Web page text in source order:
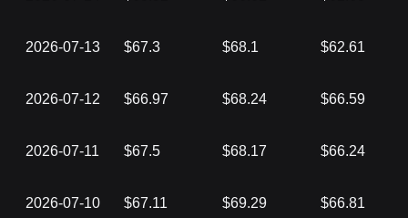
2026-07-13 $67.3 $68.1 $62.61
2026-07-12 $66.97 $68.24 $66.59
2026-07-11 $67.5 $68.17 $66.24
2026-07-10 $67.11 $69.29 $66.81